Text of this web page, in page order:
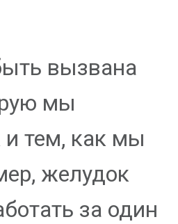
вызвана
мы
и тем, как мы
желудок
за один